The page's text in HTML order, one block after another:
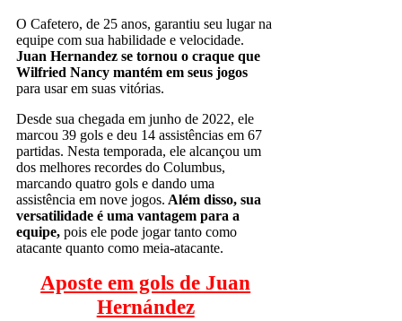
O Cafetero, de 25 anos, garantiu seu lugar na
equipe com sua habilidade e velocidade.
Juan Hernandez se tornou o craque que
Wilfried Nancy mantém em seus jogos
para usar em suas vitórias.
Desde sua chegada em junho de 2022, ele
marcou 39 gols e deu 14 assistências em 67
partidas. Nesta temporada, ele alcançou um
dos melhores recordes do Columbus,
marcando quatro gols e dando uma
assistência em nove jogos. Além disso, sua
versatilidade é uma vantagem para a
equipe, pois ele pode jogar tanto como
atacante quanto como meia-atacante.
Aposte em gols de Juan
Hernández